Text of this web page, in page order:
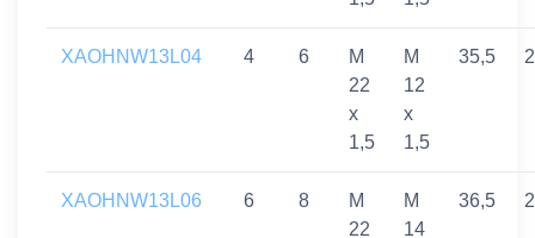
XAOHNW13L04 4 6
M
22
x
1,5
M
12
x
1,5
35,5
XAOHNW13L06 6 8
M
22
M
14
36,5